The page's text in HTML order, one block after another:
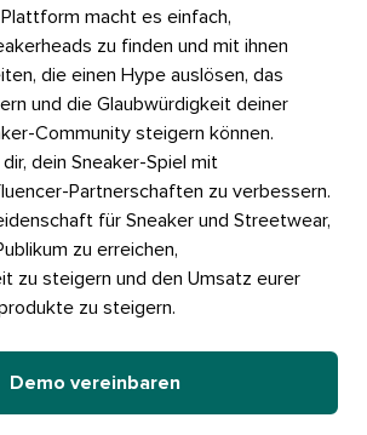
macht es einfach,
zu finden und mit ihnen
die einen Hype auslösen, das
und die Glaubwürdigkeit deiner
Community steigern können.​​
dein Sneaker-Spiel mit
Partnerschaften zu verbessern.
für Sneaker und Streetwear,
zu erreichen,
zu steigern und den Umsatz eurer
zu steigern.​​
Demo vereinbaren​​